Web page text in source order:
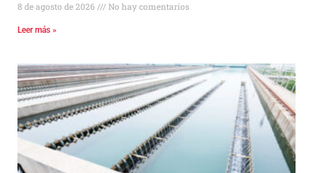
8 de agosto de 2026 No hay comentarios
Leer más »